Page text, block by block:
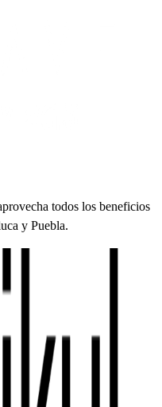
provecha todos los beneficios
y Puebla.